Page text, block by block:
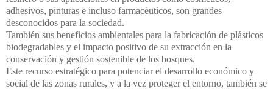
adhesivos, pinturas e incluso farmacéuticos, son grandes
desconocidos para la sociedad.
También sus beneficios ambientales para la fabricación de plásticos
biodegradables y el impacto positivo de su extracción en la
conservación y gestión sostenible de los bosques.
Este recurso estratégico para potenciar el desarrollo económico y
social de las zonas rurales, y a la vez proteger el entorno, también se